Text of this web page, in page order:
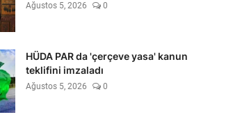
Ağustos 5, 2026 0
HÜDA PAR da 'çerçeve yasa' kanun
teklifini imzaladı
Ağustos 5, 2026 0